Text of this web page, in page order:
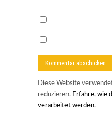
Diese Website
reduzieren. Erfahre, wie
verarbeitet werden.